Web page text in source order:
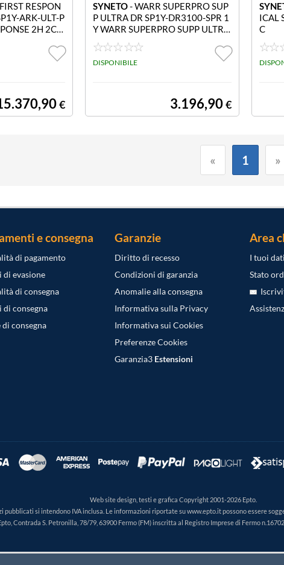
RESPON
ARK-ULT-P
2H 2CO
€
SYNETO- WARR SUPERPRO SUP
P ULTRA DR SP1Y-DR3100-SPR 1
Y WARR SUPERPRO SUPP ULTRA
DR
DISPONIBILE
3.196,90€
ICAL
C
« 1 »
e consegna
di pagamento
di evasione
di consegna
di consegna
di consegna
Garanzie
Diritto di recesso
Condizioni di garanzia
Anomalie alla consegna
Informativa sulla Privacy
Informativa sui Cookies
Preferenze Cookies
Garanzia3 Estensioni
Area
I tuoi dati
Stato
Web site design, testi e grafica Copyright 2001-2026 Epto.
pubblicati si intendono IVA inclusa. Le informazioni riportate su www.epto.it possono essere
Contrada S. Petronilla, 78/79, 63900 Fermo (FM) inscritta al Registro Imprese di Fermo